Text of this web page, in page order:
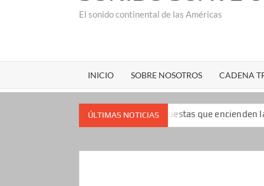
El sonido continental de las Américas
INICIO SOBRE NOSOTROS CADENA
ÚLTIMAS NOTICIAS
impopularidad: las encuestas que encienden las alarmas